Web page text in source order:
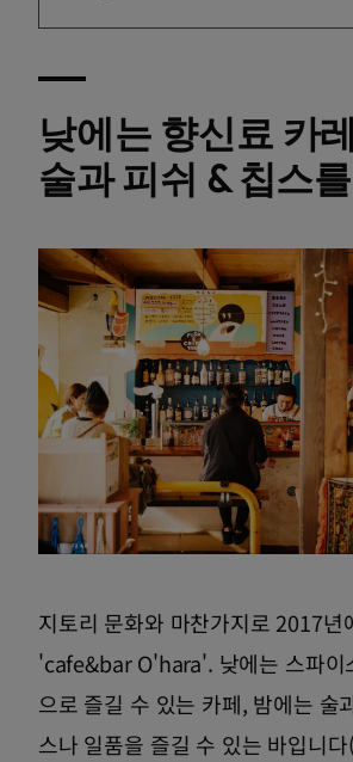
낮에는 향신료 카
술과 피쉬 & 칩스
지토리 문화와 마찬가지로 2017년
'cafe&bar O'hara'. 낮에는 스파이
으로 즐길 수 있는 카페, 밤에는 술
스나 일품을 즐길 수 있는 바입니